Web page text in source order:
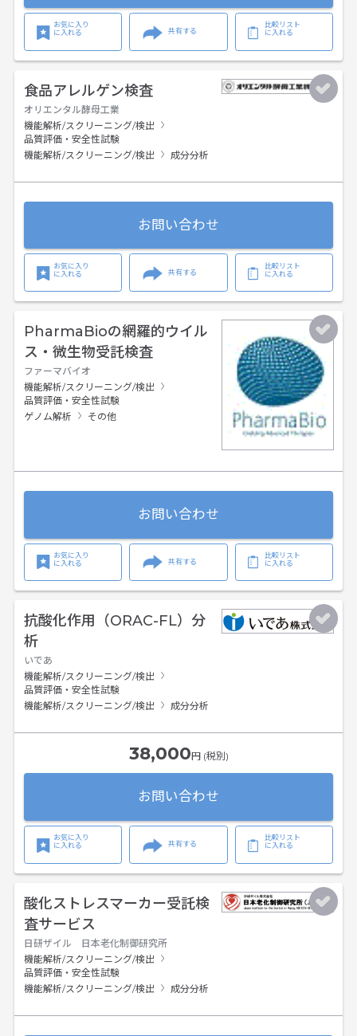
お気に入り
に入れる
共有する
比較リスト
に入れる
食品アレルゲン検査
オリエンタル酵母工業
機能解析/スクリーニング/検出
品質評価・安全性試験
機能解析/スクリーニング/検出
成分分析
お問い合わせ
お気に入り
に入れる
共有する
比較リスト
に入れる
PharmaBioの網羅的ウイル
ス・微生物受託検査
ファーマバイオ
機能解析/スクリーニング/検出
品質評価・安全性試験
ゲノム解析
その他
お問い合わせ
お気に入り
に入れる
共有する
比較リスト
に入れる
抗酸化作用（ORAC-FL）分
析
いであ
機能解析/スクリーニング/検出
品質評価・安全性試験
機能解析/スクリーニング/検出
成分分析
38,000円 (税別)
お問い合わせ
お気に入り
に入れる
共有する
比較リスト
に入れる
酸化ストレスマーカー受託検
査サービス
日研ザイル 日本老化制御研究所
機能解析/スクリーニング/検出
品質評価・安全性試験
機能解析/スクリーニング/検出
成分分析